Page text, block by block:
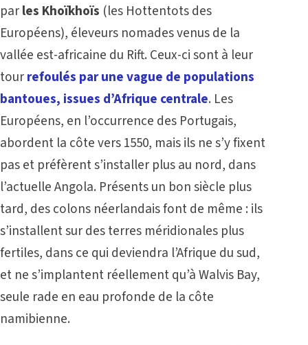
parles Khoïkhoïs (les Hottentots des
Européens), éleveurs nomades venus de la
vallée est-africaine du Rift. Ceux-ci sont à leur
tourrefoulés par une vague de populations
bantoues, issues d’Afrique centrale. Les
Européens, en l’occurrence des Portugais,
abordent la côte vers 1550, mais ils ne s’y fixent
pas et préfèrent s’installer plus au nord, dans
l’actuelle Angola. Présents un bon siècle plus
tard, des colons néerlandais font de même : ils
s’installent sur des terres méridionales plus
fertiles, dans ce qui deviendra l’Afrique du sud,
et ne s’implantent réellement qu’à Walvis Bay,
seule rade en eau profonde de la côte
namibienne.